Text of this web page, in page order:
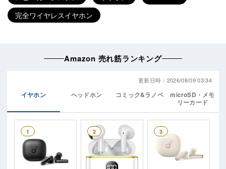
完全ワイヤレスイヤホン